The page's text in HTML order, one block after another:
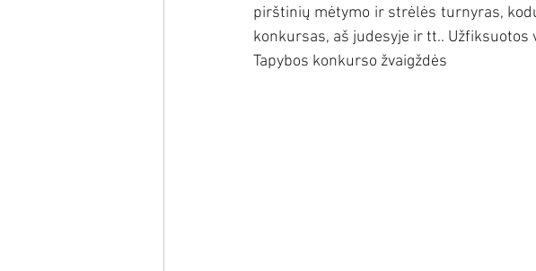
pirštinių mėtymo ir strėlės turnyras,
konkursas, aš judesyje ir tt.. Užfiksuotos
Tapybos konkurso žvaigždės